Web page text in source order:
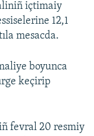
içtimaiy
12,1
mesacda.
boyunca
keçirip
fevral 20 resmiy